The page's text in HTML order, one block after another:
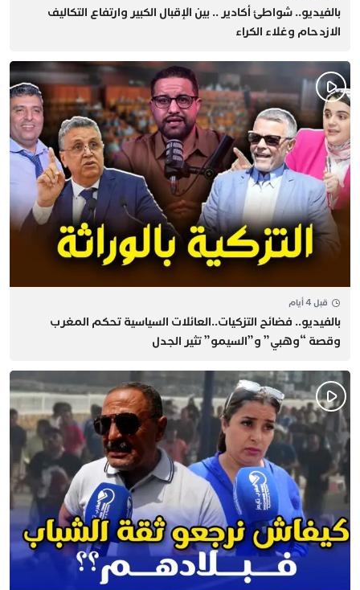
بالفيديو.. شواطئ أكادير .. بين الإقبال الكبير وارتفاع التكاليف
الازدحام وغلاء الكراء
قبل 4 أيام
بالفيديو.. فضائح التزكيات..العائلات السياسية تحكم المغرب
وقصة “وهبي” و”السيمو” تثير الجدل